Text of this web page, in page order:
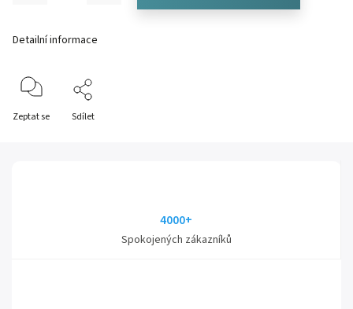
Detailní informace
Zeptat se Sdílet
4000+
Spokojených zákazníků